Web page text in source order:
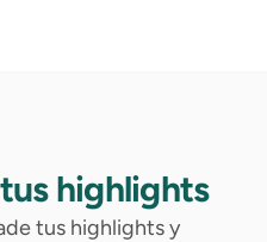
highlights
tus highlights y